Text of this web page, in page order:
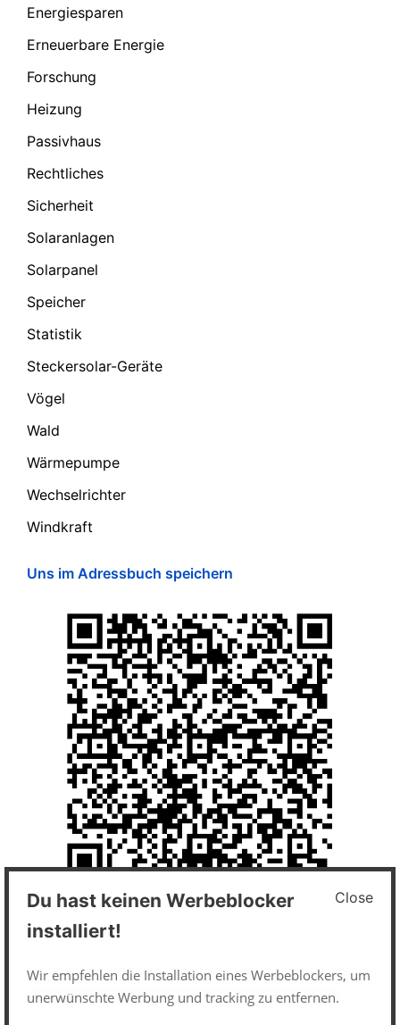
Energiesparen
Erneuerbare Energie
Forschung
Heizung
Passivhaus
Rechtliches
Sicherheit
Solaranlagen
Solarpanel
Speicher
Statistik
Steckersolar-Geräte
Vögel
Wald
Wärmepumpe
Wechselrichter
Windkraft
Uns im Adressbuch speichern
Impressum und Datenschutz
Datenschutzerklärung
Impressum
Close
Du hast keinen Werbeblocker
installiert!
Wir empfehlen die Installation eines Werbeblockers, um
unerwünschte Werbung und tracking zu entfernen.